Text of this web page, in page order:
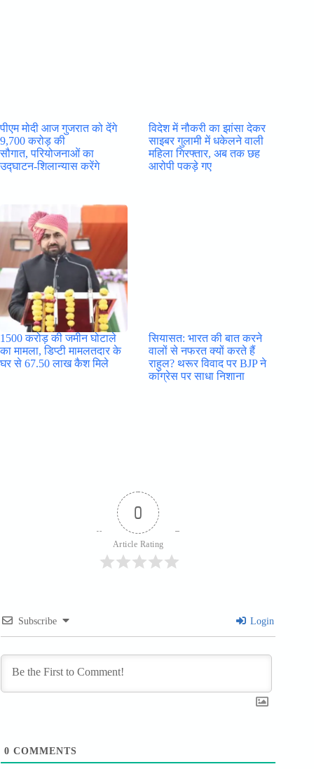
पीएम मोदी आज गुजरात को देंगे
9,700 करोड़ की
सौगात, परियोजनाओं का
उद्घाटन-शिलान्यास करेंगे
विदेश में नौकरी का झांसा देकर
साइबर गुलामी में धकेलने वाली
महिला गिरफ्तार, अब तक छह
आरोपी पकड़े गए
1500 करोड़ की जमीन घोटाले
का मामला, डिप्टी मामलतदार के
घर से 67.50 लाख कैश मिले
सियासत: भारत की बात करने
वालों से नफरत क्यों करते हैं
राहुल? थरूर विवाद पर BJP ने
कांग्रेस पर साधा निशाना
0
Article Rating
Subscribe Login
0 COMMENTS